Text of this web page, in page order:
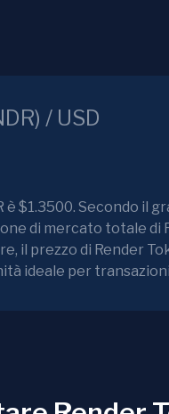
) / USD
$1.3500. Secondo il
di mercato totale di
il prezzo di Render
ideale per